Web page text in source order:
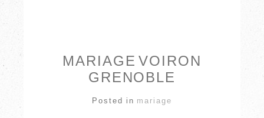
MARIAGE VOIRON
GRENOBLE
Posted in mariage